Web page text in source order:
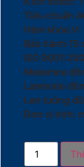
Tiêu chuẩn
Hèm khóa
Bảo hành 15
ISO
Melamine
Laminate
Len tường
Đơn vị tính: